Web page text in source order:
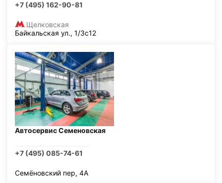
+7 (495) 162-90-81
Щелковская
Байкальская ул., 1/3с12
Автосервис Семеновская
+7 (495) 085-74-61
Семёновский пер, 4А